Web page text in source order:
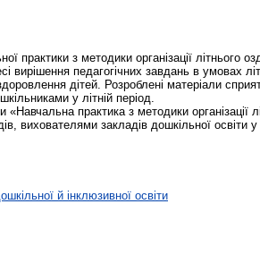
практики з методики організації літнього
вирішення педагогічних завдань в умовах
дітей. Розроблені матеріали
у літній період.
«Навчальна практика з методики
закладів дошкільної освіти у
й інклюзивної освіти